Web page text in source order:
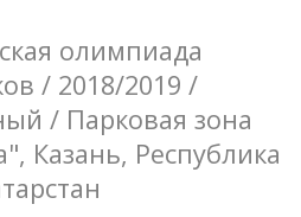
олимпиада
/ 2018/2019 /
/ Парковая зона
Казань, Республика